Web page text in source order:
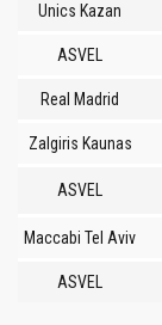
Unics Kazan
ASVEL
Real Madrid
Zalgiris Kaunas
ASVEL
Maccabi Tel Aviv
ASVEL